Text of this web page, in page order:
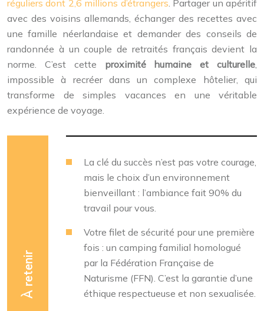
réguliers dont 2,6 millions d’étrangers. Partager un apéritif
avec des voisins allemands, échanger des recettes avec
une famille néerlandaise et demander des conseils de
randonnée à un couple de retraités français devient la
norme. C’est cette proximité humaine et culturelle,
impossible à recréer dans un complexe hôtelier, qui
transforme de simples vacances en une véritable
expérience de voyage.
À retenir
La clé du succès n’est pas votre courage,
mais le choix d’un environnement
bienveillant : l’ambiance fait 90% du
travail pour vous.
Votre filet de sécurité pour une première
fois : un camping familial homologué
par la Fédération Française de
Naturisme (FFN). C’est la garantie d’une
éthique respectueuse et non sexualisée.